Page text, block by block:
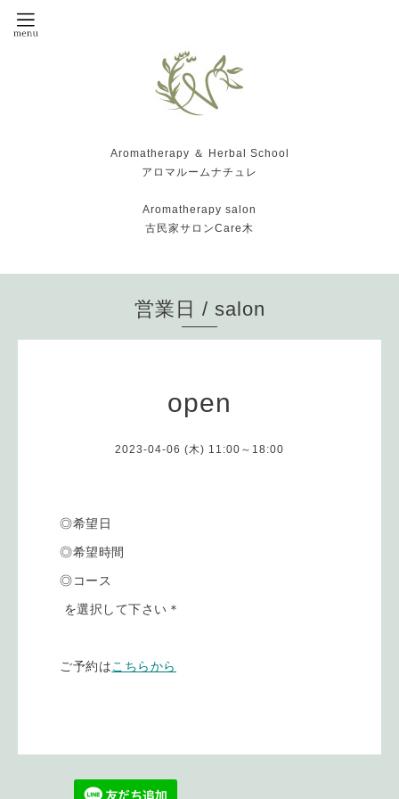
Aromatherapy ＆ Herbal School
アロマルームナチュレ
Aromatherapy salon
古民家サロンCare木
営業日 / salon
open
2023-04-06 (木) 11:00～18:00
◎希望日
◎希望時間
◎コース
を選択して下さい＊
ご予約はこちらから